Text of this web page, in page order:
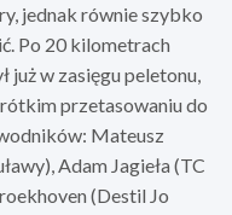
jednak równie szybko
Po 20 kilometrach
już w zasięgu peletonu,
przetasowaniu do
Mateusz
Adam Jagieła (TC
(Destil Jo